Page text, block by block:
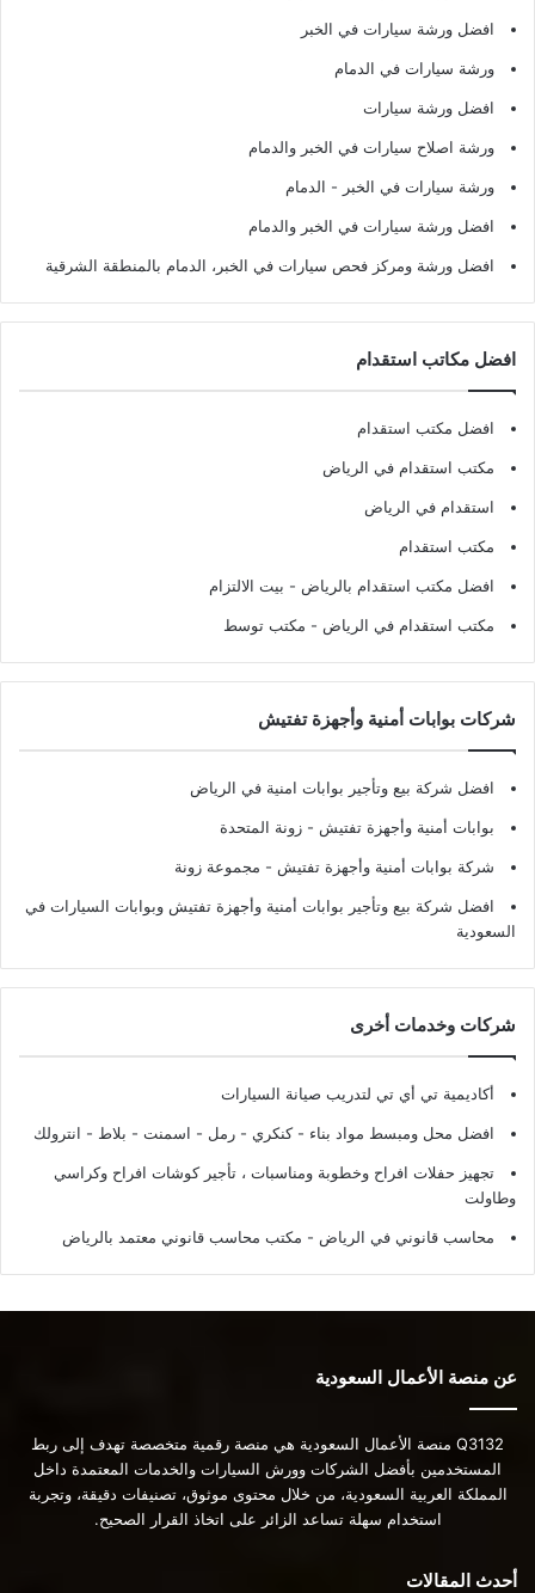
افضل ورشة سيارات في الخبر
ورشة سيارات في الدمام
افضل ورشة سيارات
ورشة اصلاح سيارات في الخبر والدمام
ورشة سيارات في الخبر - الدمام
افضل ورشة سيارات في الخبر والدمام
افضل ورشة ومركز فحص سيارات في الخبر، الدمام بالمنطقة الشرقية
افضل مكاتب استقدام
افضل مكتب استقدام
مكتب استقدام في الرياض
استقدام في الرياض
مكتب استقدام
افضل مكتب استقدام بالرياض - بيت الالتزام
مكتب استقدام في الرياض - مكتب توسط
شركات بوابات أمنية وأجهزة تفتيش
افضل شركة بيع وتأجير بوابات امنية في الرياض
بوابات أمنية وأجهزة تفتيش - زونة المتحدة
شركة بوابات أمنية وأجهزة تفتيش - مجموعة زونة
افضل شركة بيع وتأجير بوابات أمنية وأجهزة تفتيش وبوابات السيارات في
السعودية
شركات وخدمات أخرى
أكاديمية تي أي تي لتدريب صيانة السيارات
افضل محل ومبسط مواد بناء - كنكري - رمل - اسمنت - بلاط - انترولك
تجهيز حفلات افراح وخطوبة ومناسبات ، تأجير كوشات افراح وكراسي
وطاولت
محاسب قانوني في الرياض - مكتب محاسب قانوني معتمد بالرياض
عن منصة الأعمال السعودية
Q3132 منصة الأعمال السعودية هي منصة رقمية متخصصة تهدف إلى ربط
المستخدمين بأفضل الشركات وورش السيارات والخدمات المعتمدة داخل
المملكة العربية السعودية، من خلال محتوى موثوق، تصنيفات دقيقة، وتجربة
استخدام سهلة تساعد الزائر على اتخاذ القرار الصحيح.
أحدث المقالات